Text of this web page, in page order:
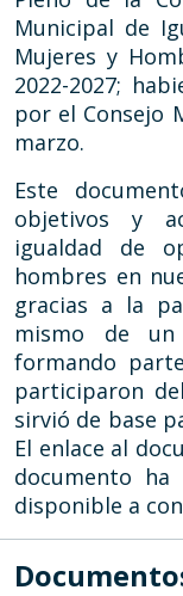
Municipal de
Mujeres y
2022-2027;
por el Consejo
marzo.
Este
objetivos y
igualdad de
hombres en
gracias a la
mismo de un
formando
participaron
sirvió de base
El enlace al
documento ha
disponible a